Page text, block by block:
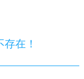
在！